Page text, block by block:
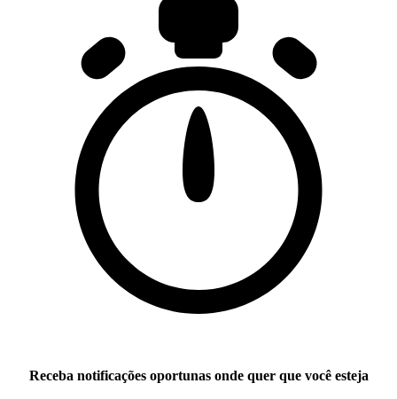
Receba notificações oportunas onde quer que você esteja